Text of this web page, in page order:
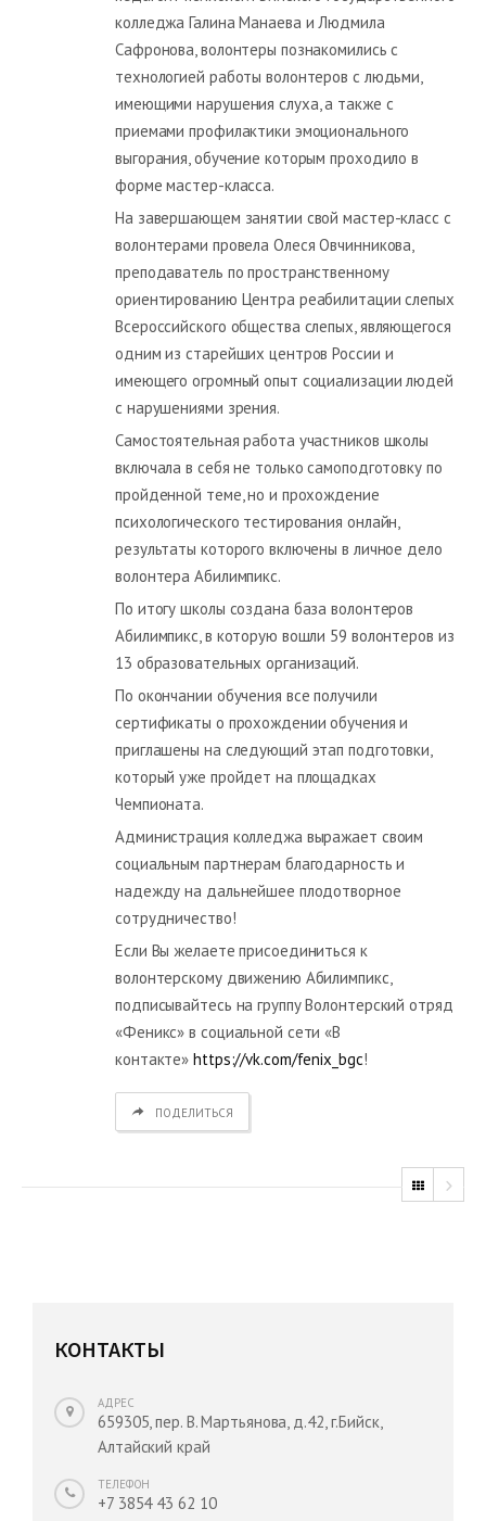
колледжа Галина Манаева и Людмила
Сафронова, волонтеры познакомились с
технологией работы волонтеров с людьми,
имеющими нарушения слуха, а также с
приемами профилактики эмоционального
выгорания, обучение которым проходило в
форме мастер-класса.
На завершающем занятии свой мастер-класс с
волонтерами провела Олеся Овчинникова,
преподаватель по пространственному
ориентированию Центра реабилитации слепых
Всероссийского общества слепых, являющегося
одним из старейших центров России и
имеющего огромный опыт социализации людей
с нарушениями зрения.
Самостоятельная работа участников школы
включала в себя не только самоподготовку по
пройденной теме, но и прохождение
психологического тестирования онлайн,
результаты которого включены в личное дело
волонтера Абилимпикс.
По итогу школы создана база волонтеров
Абилимпикс, в которую вошли 59 волонтеров из
13 образовательных организаций.
По окончании обучения все получили
сертификаты о прохождении обучения и
приглашены на следующий этап подготовки,
который уже пройдет на площадках
Чемпионата.
Администрация колледжа выражает своим
социальным партнерам благодарность и
надежду на дальнейшее плодотворное
сотрудничество!
Если Вы желаете присоединиться к
волонтерскому движению Абилимпикс,
подписывайтесь на группу Волонтерский отряд
«Феникс» в социальной сети «В
контакте»https://vk.com/fenix_bgc!
ПОДЕЛИТЬСЯ
КОНТАКТЫ
АДРЕС
659305, пер. В. Мартьянова, д.42, г.Бийск,
Алтайский край
ТЕЛЕФОН
+7 3854 43 62 10